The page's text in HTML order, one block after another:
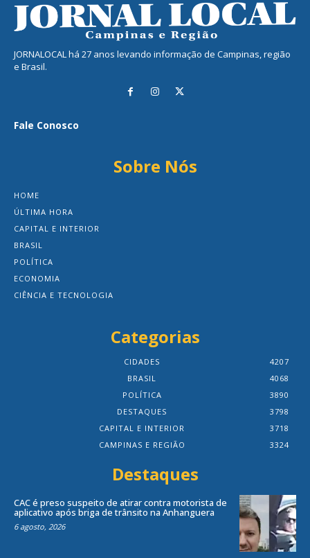
JORNALOCAL há 27 anos levando informação de Campinas, região
e Brasil.
Fale Conosco
Sobre Nós
HOME
ÚLTIMA HORA
CAPITAL E INTERIOR
BRASIL
POLÍTICA
ECONOMIA
CIÊNCIA E TECNOLOGIA
Categorias
CIDADES
4207
BRASIL
4068
POLÍTICA
3890
DESTAQUES
3798
CAPITAL E INTERIOR
3718
CAMPINAS E REGIÃO
3324
Destaques
CAC é preso suspeito de atirar contra motorista de
aplicativo após briga de trânsito na Anhanguera
6 agosto, 2026